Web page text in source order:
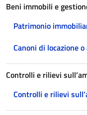
Beni immobili e
Patrimonio
Canoni di locazione
Controlli e rilievi
Controlli e rilievi